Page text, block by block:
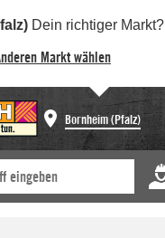
Dein richtiger Markt?
Markt wählen
Bornheim (Pfalz)